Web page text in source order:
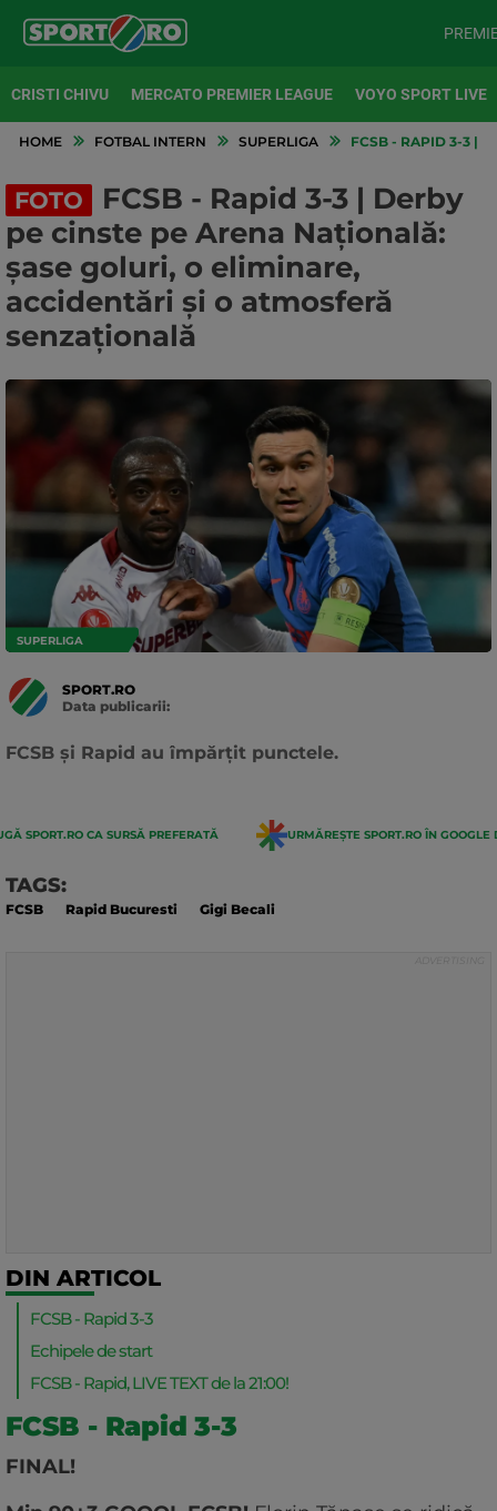
CRISTI CHIVU MERCATO PREMIER LEAGUE VOYO SPORT LIVE
HOME FOTBAL INTERN SUPERLIGA FCSB - RAPID 3-3 |
FOTO
FCSB - Rapid 3-3 | Derby
pe cinste pe Arena Națională:
șase goluri, o eliminare,
accidentări și o atmosferă
senzațională
SUPERLIGA
SPORT.RO
Data publicarii:
FCSB și Rapid au împărțit punctele.
SPORT.RO CA SURSĂ PREFERATĂ URMĂREȘTE SPORT.RO ÎN GOOGLE
TAGS:
FCSB Rapid Bucuresti Gigi Becali
DIN ARTICOL
FCSB - Rapid 3-3
Echipele de start
FCSB - Rapid, LIVE TEXT de la 21:00!
FCSB - Rapid 3-3
FINAL!